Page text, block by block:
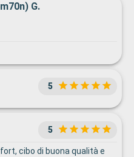
G.
5
5
cibo di buona qualità e